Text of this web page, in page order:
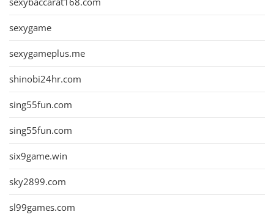
sexygame
sexygameplus.me
shinobi24hr.com
sing55fun.com
sing55fun.com
six9game.win
sky2899.com
sl99games.com